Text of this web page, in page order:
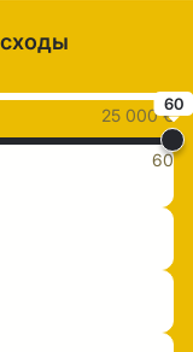
25 000 €
60
60